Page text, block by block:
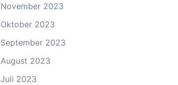
November 2023
Oktober 2023
September 2023
August 2023
Juli 2023